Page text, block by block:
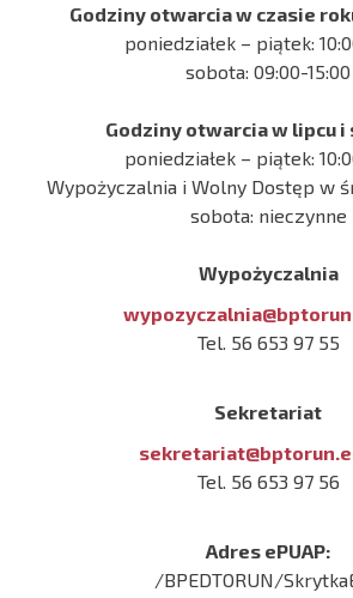
Godziny otwarcia w czasie
poniedziałek – piątek:
sobota: 09:00-15:00
Godziny otwarcia w lipcu
poniedziałek – piątek:
Wypożyczalnia i Wolny Dostęp w
sobota: nieczynne
Wypożyczalnia
Tel. 56 653 97 55
Sekretariat
Tel. 56 653 97 56
Adres ePUAP:
/BPEDTORUN/